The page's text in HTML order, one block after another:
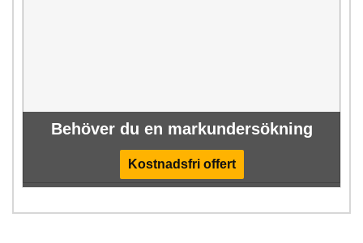
Behöver du en markundersökning
Kostnadsfri offert